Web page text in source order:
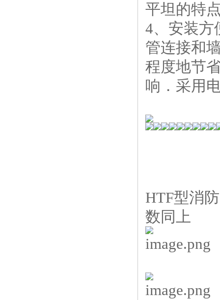
平坦的特
4、安装方
管连接和
程度地节
响．采用
HTF型消
数同上